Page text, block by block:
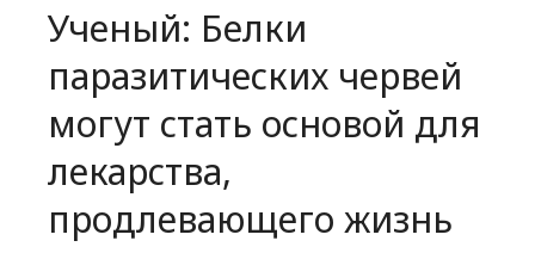
Авто
Происшествия
Редакция
Ученый: Белки
паразитических червей
могут стать основой для
лекарства,
продлевающего жизнь